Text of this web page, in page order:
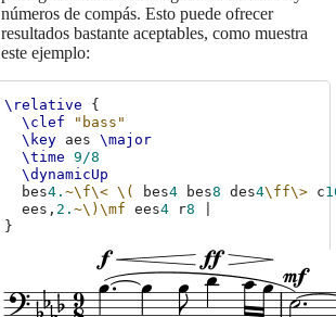
números de compás. Esto puede ofrecer
resultados bastante aceptables, como muestra
este ejemplo:
\relative
{
\clef
"bass"
\key
aes \major
\time 9/8
\dynamicUp
bes4. ~\f\< \( bes4 bes8 des4\ff\> c
ees, 2. ~\) \mf ees4 r8
}